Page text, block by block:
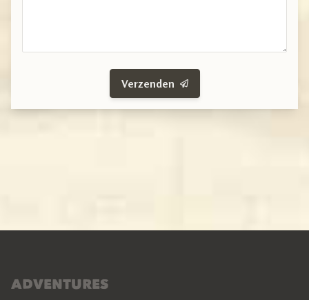
Verzenden
ADVENTURES